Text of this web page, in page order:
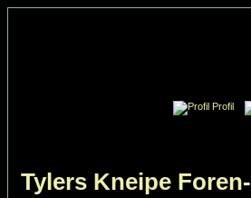
Profil
Tylers Kneipe